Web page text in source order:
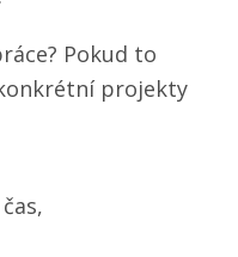
Pokud to
projekty